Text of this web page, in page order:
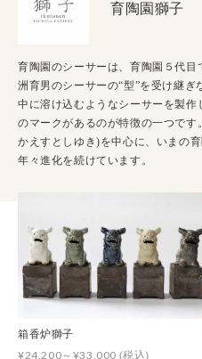
育陶園獅子
育陶園のシーサーは、育陶園５代
洲育男のシーサーの“型”を受け継
中に溶け込むようなシーサーを製作
のマークがあるのが特徴の一つで
かえすとしゆき)を中心に、いまの
年々進化を続けています。
箱香炉獅子
¥24,200～¥33,000 (税込)